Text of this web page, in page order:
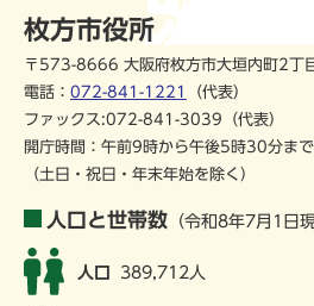
枚方市役所
〒573-8666 大阪府枚方市大垣内町2丁
電話： 072-841-1221
（代表）
ファックス:072-841-3039（代表）
開庁時間：午前9時から午後5時30分まで
（土日・祝日・年末年始を除く）
人口と世帯数 （令和8年7月1日現
人口 389,712人